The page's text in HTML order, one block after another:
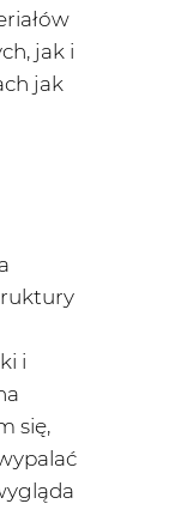
jak i
jak
i
się,